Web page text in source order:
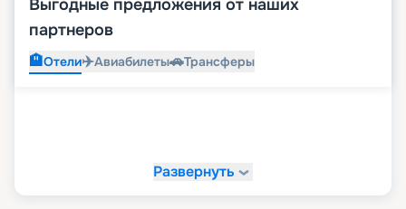
Выгодные предложения от наших
партнеров
🏨Отели✈️Авиабилеты🚗Трансферы
Развернуть